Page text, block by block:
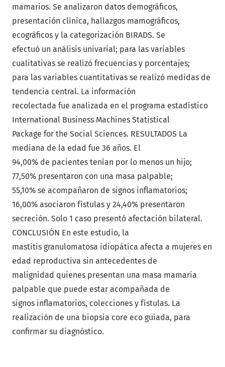
mamarios. Se analizaron datos demográficos,
presentación clínica, hallazgos mamográficos,
ecográficos y la categorización BIRADS. Se
efectuó un análisis univarial; para las variables
cualitativas se realizó frecuencias y porcentajes;
para las variables cuantitativas se realizó medidas de
tendencia central. La información
recolectada fue analizada en el programa estadístico
International Business Machines Statistical
Package for the Social Sciences. RESULTADOS La
mediana de la edad fue 36 años. El
94,00% de pacientes tenían por lo menos un hijo;
77,50% presentaron con una masa palpable;
55,10% se acompañaron de signos inflamatorios;
16,00% asociaron fístulas y 24,40% presentaron
secreción. Solo 1 caso presentó afectación bilateral.
CONCLUSIÓN En este estudio, la
mastitis granulomatosa idiopática afecta a mujeres en
edad reproductiva sin antecedentes de
malignidad quienes presentan una masa mamaria
palpable que puede estar acompañada de
signos inflamatorios, colecciones y fístulas. La
realización de una biopsia core eco guiada, para
confirmar su diagnóstico.